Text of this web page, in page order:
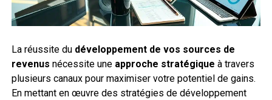
La réussite du développement de vos sources de
revenus nécessite une approche stratégique à travers
plusieurs canaux pour maximiser votre potentiel de gains.
En mettant en œuvre des stratégies de développement